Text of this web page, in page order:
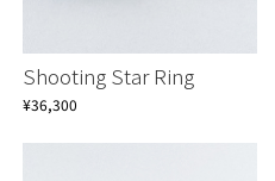
Shooting Star Ring
¥36,300